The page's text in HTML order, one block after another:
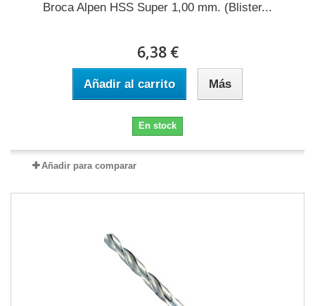
Broca Alpen HSS Super 1,00 mm. (Blister...
6,38 €
Añadir al carrito Más
En stock
Añadir para comparar